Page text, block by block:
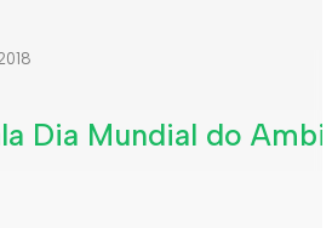
Dia Mundial do